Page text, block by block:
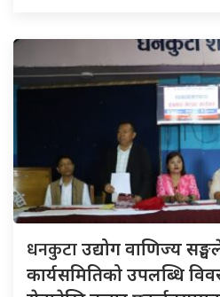
धनकुटाउद्योग वाणिज्य
कार्यसमितिको उपलब्धि